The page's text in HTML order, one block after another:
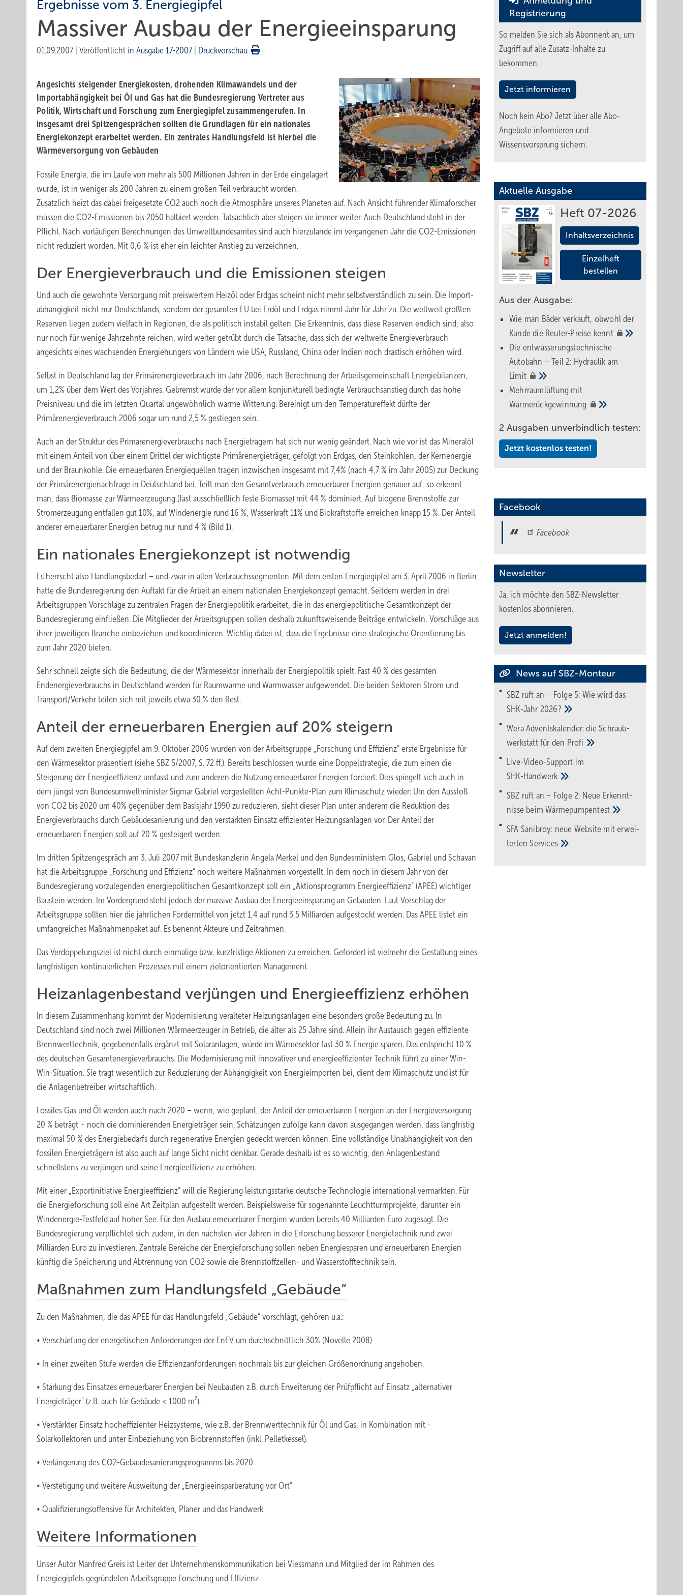
Ergebnisse vom 3. Energiegipfel
Massiver Ausbau der Energieeinsparung
01.09.2007 Veröffentlicht in Ausgabe 17-2007 Druckvorschau
Angesichts steigender Energie­kosten, drohenden Klimawandels und der
Importabhängigkeit bei Öl und Gas hat die Bundesregierung Vertreter aus
Politik, Wirtschaft und Forschung zum Energiegipfel zusammengerufen. In
insgesamt drei Spitzengesprächen sollten die Grundlagen für ein nationales
Energiekonzept erarbeitet werden. Ein zentrales Handlungsfeld ist hierbei die
Wärmeversorgung von Gebäuden
Fossile Energie, die im Laufe von mehr als 500 Millionen Jahren in der Erde eingelagert
wurde, ist in weniger als 200 Jahren zu einem großen Teil verbraucht worden.
Zusätzlich heizt das dabei freigesetzte CO2 auch noch die Atmosphäre unseres Planeten auf. Nach Ansicht führender Klimaforscher
müssen die CO2-Emissionen bis 2050 halbiert werden. Tatsächlich aber steigen sie immer weiter. Auch Deutschland steht in der
Pflicht. Nach vorläufigen Berechnungen des Umweltbundesamtes sind auch hierzulande im vergangenen Jahr die CO2-Emissionen
nicht reduziert worden. Mit 0,6 % ist eher ein leichter Anstieg zu verzeichnen.
Der Energieverbrauch und die Emissionen steigen
Und auch die gewohnte Versorgung mit preiswertem Heizöl oder Erdgas scheint nicht mehr selbstverständlich zu sein. Die Import­
abhängigkeit nicht nur Deutschlands, sondern der gesamten EU bei Erdöl und Erdgas nimmt Jahr für Jahr zu. Die weltweit größten
Reserven liegen zudem vielfach in Regionen, die als politisch instabil gelten. Die Erkenntnis, dass diese Reserven endlich sind, also
nur noch für wenige Jahrzehnte reichen, wird weiter getrübt durch die Tatsache, dass sich der weltweite Energieverbrauch
angesichts eines wachsenden Energiehungers von Ländern wie USA, Russland, China oder Indien noch drastisch erhöhen wird.
Selbst in Deutschland lag der Primärenergieverbrauch im Jahr 2006, nach Berechnung der Arbeitsgemeinschaft Energiebilanzen,
um 1,2% über dem Wert des Vorjahres. Gebremst wurde der vor allem konjunkturell bedingte Verbrauchsanstieg durch das hohe
Preisniveau und die im letzten Quartal ungewöhnlich warme Witterung. Bereinigt um den Temperatureffekt dürfte der
Primärenergieverbrauch 2006 sogar um rund 2,5 % gestiegen sein.
Auch an der Struktur des Primärenergieverbrauchs nach Energieträgern hat sich nur wenig geändert. Nach wie vor ist das Mineralöl
mit einem Anteil von über einem Drittel der wichtigste Primärenergieträger, gefolgt von Erdgas, den Steinkohlen, der Kernenergie
und der Braunkohle. Die erneuerbaren Energiequellen tragen inzwischen insgesamt mit 7,4% (nach 4,7 % im Jahr 2005) zur De­ckung
der Primärenergienachfrage in Deutschland bei. Teilt man den Gesamtverbrauch erneuerbarer Energien genauer auf, so erkennt
man, dass Biomasse zur Wärmeerzeugung (fast ausschließlich feste Biomasse) mit 44 % dominiert. Auf biogene Brennstoffe zur
Stromerzeugung entfallen gut 10%, auf Windenergie rund 16 %, Wasserkraft 11% und Biokraftstoffe erreichen knapp 15 %. Der Anteil
anderer erneuerbarer Energien betrug nur rund 4 % (Bild 1).
Ein nationales Energiekonzept ist notwendig
Es herrscht also Handlungsbedarf – und zwar in allen Verbrauchssegmenten. Mit dem ers­ten Energiegipfel am 3. April 2006 in Berlin
hatte die Bundesregierung den Auftakt für die Arbeit an einem nationalen Energiekonzept gemacht. Seitdem werden in drei
Arbeitsgruppen Vorschläge zu zentralen Fragen der Energiepolitik erarbeitet, die in das energiepolitische Gesamtkonzept der
Bundesregierung einfließen. Die Mitglieder der Arbeitsgruppen sollen deshalb zukunftsweisende Beiträge entwickeln, Vorschläge aus
ihrer jeweiligen Branche einbeziehen und koordinieren. Wichtig dabei ist, dass die Ergebnisse eine strategische Orientierung bis
zum Jahr 2020 bieten.
Sehr schnell zeigte sich die Bedeutung, die der Wärmesektor innerhalb der Energiepolitik spielt. Fast 40 % des gesamten
Endenergieverbrauchs in Deutschland werden für Raumwärme und Warmwasser aufgewendet. Die beiden Sektoren Strom und
Transport/Verkehr teilen sich mit jeweils etwa 30 % den Rest.
Anteil der erneuerbaren Energien auf 20% steigern
Auf dem zweiten Energiegipfel am 9. Oktober 2006 wurden von der Arbeitsgruppe „Forschung und Effizienz“ erste Ergebnisse für
den Wärmesektor präsentiert (siehe SBZ 5/2007, S. 72 ff.). Bereits beschlossen wurde eine Doppelstrategie, die zum einen die
Steigerung der Energieeffizienz umfasst und zum anderen die Nutzung erneuerbarer Energien forciert. Dies spiegelt sich auch in
dem jüngst von Bundesumweltminister Sigmar Gabriel vorgestellten Acht-Punkte-Plan zum Klimaschutz wieder: Um den Ausstoß
von CO2 bis 2020 um 40% gegenüber dem Basisjahr 1990 zu reduzieren, sieht dieser Plan unter anderem die Reduktion des
Energieverbrauchs durch Gebäudesanierung und den verstärkten Einsatz effizienter Heizungsanlagen vor. Der Anteil der
erneuerbaren Energien soll auf 20 % gesteigert werden.
Im dritten Spitzengespräch am 3. Juli 2007 mit Bundeskanzlerin Angela Merkel und den Bundesministern Glos, Gabriel und Schavan
hat die Arbeitsgruppe „Forschung und Effi­zienz“ noch weitere Maßnahmen vorgestellt. In dem noch in diesem Jahr von der
Bundesregierung vorzulegenden energiepolitischen Gesamtkonzept soll ein „Aktionsprogramm Energieeffizienz“ (APEE) wichtiger
Baustein werden. Im Vordergrund steht jedoch der massive Ausbau der Energieeinsparung an Gebäuden. Laut Vorschlag der
Arbeitsgruppe sollten hier die jährlichen Fördermittel von jetzt 1,4 auf rund 3,5 Milliarden aufgestockt werden. Das APEE listet ein
umfangreiches Maßnahmenpaket auf. Es benennt Akteure und Zeitrahmen.
Das Verdoppelungsziel ist nicht durch einmalige bzw. kurzfristige Aktionen zu erreichen. Gefordert ist vielmehr die Gestaltung eines
langfristigen kontinuierlichen Prozesses mit einem zielorientierten Management.
Heizanlagenbestand verjüngen und Energieeffizienz erhöhen
In diesem Zusammenhang kommt der Modernisierung veralteter Heizungsanlagen eine besonders große Bedeutung zu. In
Deutschland sind noch zwei Millionen Wärmeerzeuger in Betrieb, die älter als 25 Jahre sind. Allein ihr Austausch gegen effiziente
Brennwerttechnik, gegebenenfalls ergänzt mit Solaranlagen, würde im Wärmesektor fast 30 % Energie sparen. Das entspricht 10 %
des deutschen Gesamtenergieverbrauchs. Die Modernisierung mit innovativer und energieeffizienter Technik führt zu einer Win-
Win-Situation. Sie trägt wesentlich zur Reduzierung der Abhängigkeit von Energieimporten bei, dient dem Klimaschutz und ist für
die Anlagenbetreiber wirtschaftlich.
Fossiles Gas und Öl werden auch nach 2020 – wenn, wie geplant, der Anteil der erneuerbaren Energien an der Energieversorgung
20 % beträgt – noch die dominierenden Energieträger sein. Schätzungen zufolge kann davon ausgegangen werden, dass langfristig
maximal 50 % des Energiebedarfs durch regenerative Energien gedeckt werden können. Eine vollständige Unabhängigkeit von den
fossilen Ener­gieträgern ist also auch auf lange Sicht nicht denkbar. Gerade deshalb ist es so wichtig, den Anlagenbestand
schnellstens zu verjüngen und seine Energieeffizienz zu erhöhen.
Mit einer „Exportinitiative Energieeffizienz“ will die Regierung leistungsstarke deutsche Technologie international vermarkten. Für
die Energieforschung soll eine Art Zeitplan aufgestellt werden. Beispielsweise für sogenannte Leuchtturmprojekte, darunter ein
Windenergie-Testfeld auf hoher See. Für den Ausbau erneuerbarer Energien wurden bereits 40 Milliarden Euro zugesagt. Die
Bundesregierung verpflichtet sich zudem, in den nächsten vier Jahren in die Erforschung besserer Energietechnik rund zwei
Milliarden Euro zu investieren. Zentrale Bereiche der Energieforschung sollen neben Energiesparen und erneuerbaren Energien
künftig die Speicherung und Abtrennung von CO2 sowie die Brennstoffzellen- und Wasserstofftechnik sein.
Maßnahmen zum Handlungsfeld „Gebäude“
Zu den Maßnahmen, die das APEE für das Handlungsfeld „Gebäude” vorschlägt, ­gehören u.a.:
• Verschärfung der energetischen Anforderungen der EnEV um durchschnittlich 30% (Novelle 2008)
• In einer zweiten Stufe werden die Effizienzanforderungen nochmals bis zur gleichen Größenordnung angehoben.
• Stärkung des Einsatzes erneuerbarer Energien bei Neubauten z.B. durch Erweiterung der Prüfpflicht auf Einsatz „alternativer
Energieträger” (z.B. auch für Gebäude < 1000 m²).
• Verstärkter Einsatz hocheffizienter Heizsysteme, wie z.B. der Brennwerttechnik für Öl und Gas, in Kombination mit ­
Solarkollektoren und unter Einbeziehung von Biobrennstoffen (inkl. Pelletkessel).
• Verlängerung des CO2-Gebäudesanierungsprogramms bis 2020
• Verstetigung und weitere Ausweitung der „Energieeinsparberatung vor Ort”
• Qualifizierungsoffensive für Architekten, Planer und das Handwerk
Weitere Informationen
Unser Autor Manfred Greis ist Leiter der Unternehmenskommunikation bei Viessmann und Mitglied der im Rahmen des
Energiegipfels gegründeten Arbeitsgruppe Forschung und Effizienz
Registrierung
So melden Sie sich als Abonnent an, um
Zugriff auf alle Zusatz-Inhalte zu
bekommen.
Jetzt informieren
Noch kein Abo? Jetzt über alle Abo-
Angebote informieren und
Wissensvorsprung sichern.
Aktuelle Ausgabe
Heft 07-2026
Inhaltsverzeichnis
Einzelheft
bestellen
Aus der Ausgabe:
Wie man Bäder verkauft, obwohl der
Kunde die Reuter-Preise kennt
Die entwässerungstechnische
Autobahn – Teil 2: Hydraulik am
Limit
Mehrraumlüftung mit
Wärmerückgewinnung
2 Ausgaben unverbindlich testen:
Jetzt kostenlos testen!
Facebook
Facebook
Newsletter
Ja, ich möchte den SBZ-Newsletter
kostenlos abonnieren.
Jetzt anmelden!
News auf SBZ-Monteur
SBZ ruft an – Folge 5: Wie wird das
SHK-Jahr 2026?
Wera Adventskalender: die Schraub­
werk­statt für den Pro­fi
Live-Video-Support im
SHK-Handwerk
SBZ ruft an – Folge 2: Neue Erkennt­
nisse beimWärme­pumpen­test
SFA Sanibroy: neue Web­site mit erwei­
tertenServices